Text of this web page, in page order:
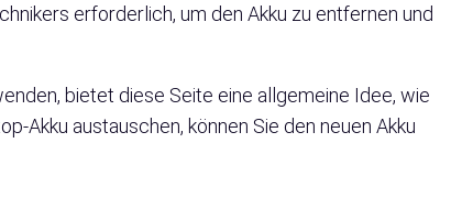
erforderlich, um den Akku zu entfernen und
bietet diese Seite eine allgemeine Idee, wie
Akku austauschen, können Sie den neuen Akku